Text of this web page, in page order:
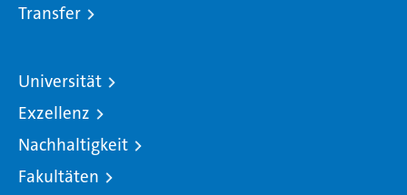
Transfer
Universität
Exzellenz
Nachhaltigkeit
Fakultäten